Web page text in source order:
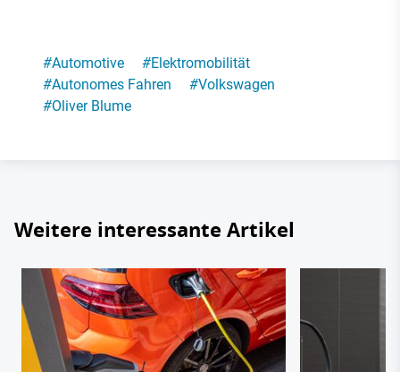
#Automotive #Elektromobilität
#Autonomes Fahren #Volkswagen
#Oliver Blume
Weitere interessante Artikel